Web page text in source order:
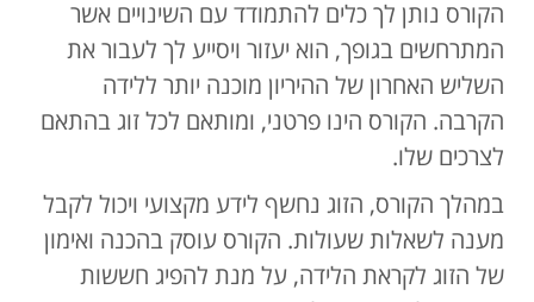
הקורס נותן לך כלים להתמודד עם השינויים אשר
המתרחשים בגופך, הוא יעזור ויסייע לך לעבור את
השליש האחרון של ההיריון מוכנה יותר ללידה
הקרבה. הקורס הינו פרטני, ומותאם לכל זוג בהתאם
לצרכים שלו.
במהלך הקורס, הזוג נחשף לידע מקצועי ויכול לקבל
מענה לשאלות שעולות. הקורס עוסק בהכנה ואימון
של הזוג לקראת הלידה, על מנת להפיג חששות